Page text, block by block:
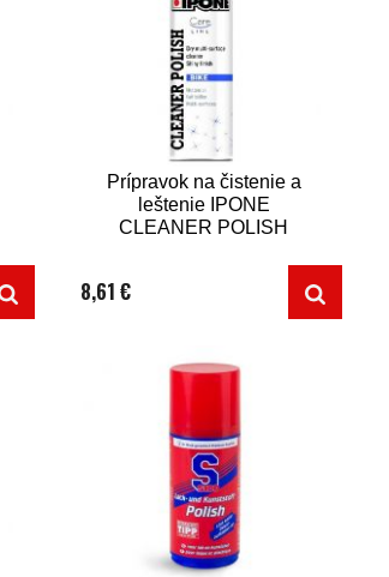
Prípravok na čistenie a
leštenie IPONE
CLEANER POLISH
8,61 €